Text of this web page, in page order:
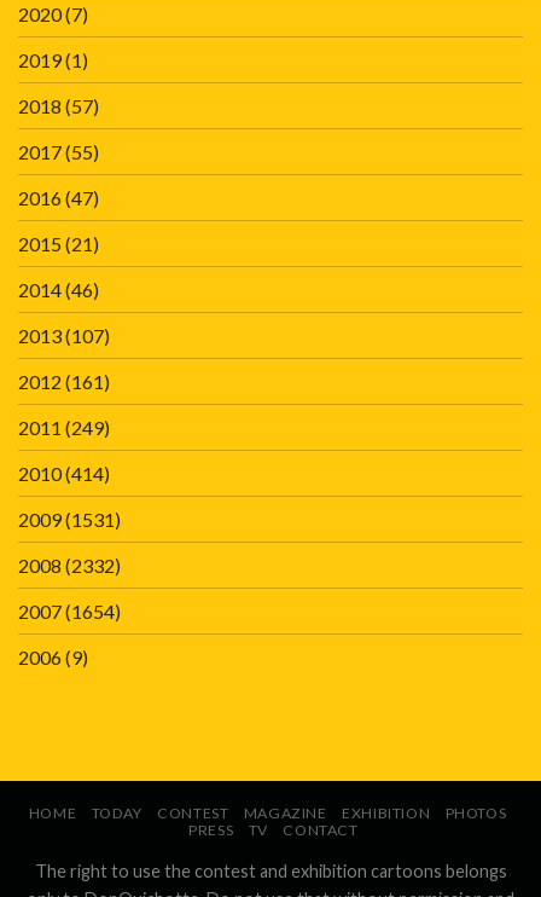
2020(7)
2019(1)
2018 (57)
2017(55)
2016(47)
2015(21)
2014(46)
2013(107)
2012 (161)
2011 (249)
2010(414)
2009(1531)
2008 (2332)
2007(1654)
2006(9)
HOME TODAY CONTEST MAGAZINE EXHIBITION
PHOTOS
PRESS
TV CONTACT
The right to use the contest and exhibition cartoons belongs